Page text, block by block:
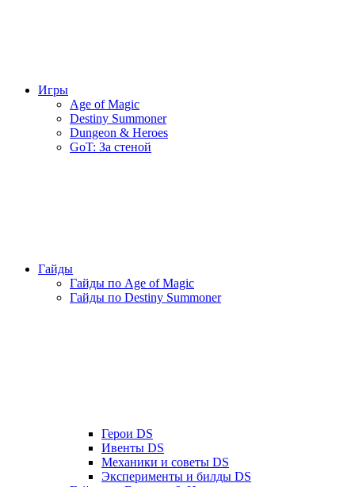
Игры
Age of Magic
Destiny Summoner
Dungeon & Heroes
GoT: За стеной
Гайды
Гайды по Age of Magic
Гайды по Destiny Summoner
Герои DS
Ивенты DS
Механики и советы DS
Эксперименты и билды DS